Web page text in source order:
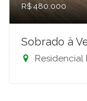
R$ 480.000
Sobrado à
Residencial